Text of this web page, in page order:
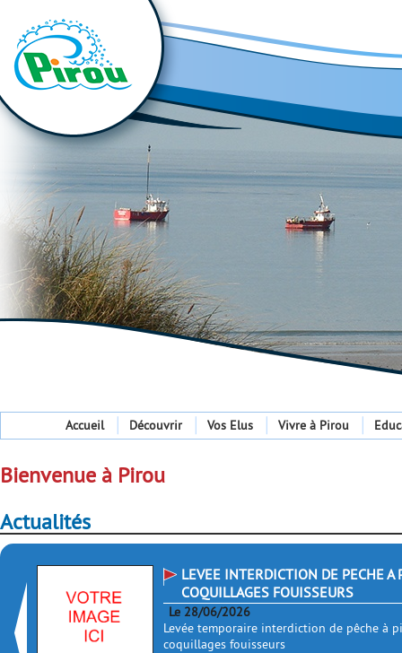
Accueil Découvrir Vos Elus Vivre à Pirou
Bienvenue à Pirou
Actualités
LEVEE INTERDICTION DE PECHE A
COQUILLAGES FOUISSEURS
Le 28/06/2026
Levée temporaire interdiction de pêche à
coquillages fouisseurs